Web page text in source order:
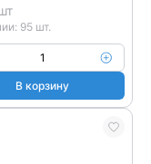
95 шт.
В корзину